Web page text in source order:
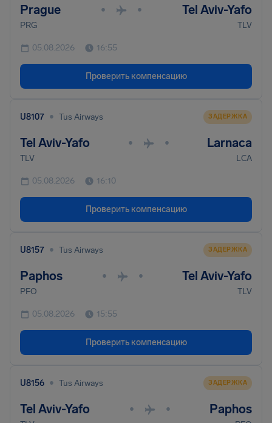
Prague • • Tel Aviv-Yafo
PRG TLV
05.08.2026 16:55
Проверить компенсацию
U8107 • Tus Airways ЗАДЕРЖКА
Tel Aviv-Yafo • • Larnaca
TLV LCA
05.08.2026 16:10
Проверить компенсацию
U8157 • Tus Airways ЗАДЕРЖКА
Paphos • • Tel Aviv-Yafo
PFO TLV
05.08.2026 15:55
Проверить компенсацию
U8156 • Tus Airways ЗАДЕРЖКА
Tel Aviv-Yafo • • Paphos